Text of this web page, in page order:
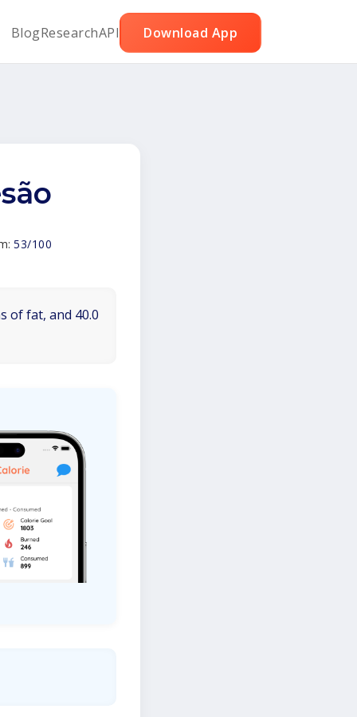
BlogResearchAPI Download App
53/100
of fat, and 40.0